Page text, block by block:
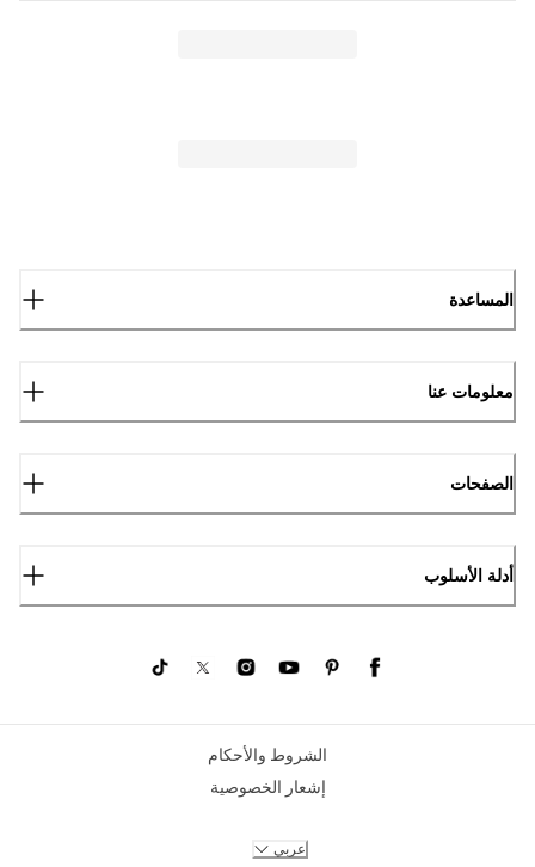
المساعدة
معلومات عنا
الصفحات
أدلة الأسلوب
الشروط والأحكام
إشعار الخصوصية
عربي